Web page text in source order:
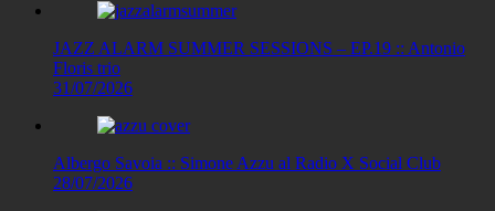
JAZZ ALARM SUMMER SESSIONS – EP.19 :: Antonio
Floris trio
31/07/2026
Albergo Savoia :: Simone Azzu al Radio X Social Club
28/07/2026